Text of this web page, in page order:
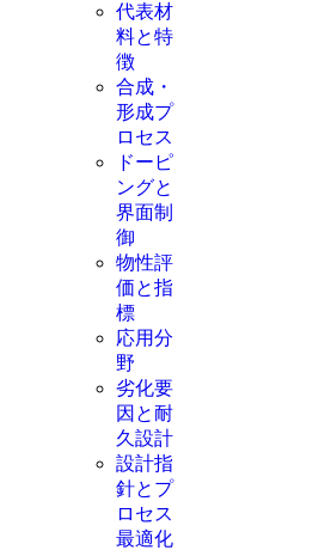
代表材
料と特
徴
合成・
形成プ
ロセス
ドーピ
ングと
界面制
御
物性評
価と指
標
応用分
野
劣化要
因と耐
久設計
設計指
針とプ
ロセス
最適化